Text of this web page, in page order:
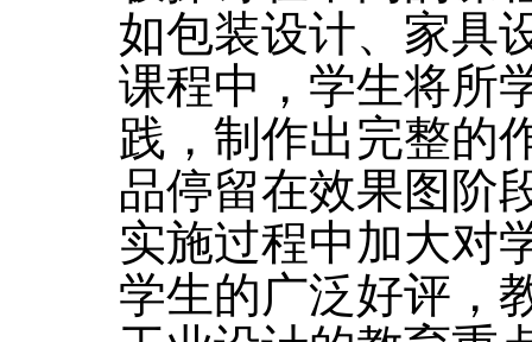
如包装设计、家具
课程中，学生将所
践，制作出完整的
品停留在效果图阶
实施过程中加大对
学生的广泛好评，